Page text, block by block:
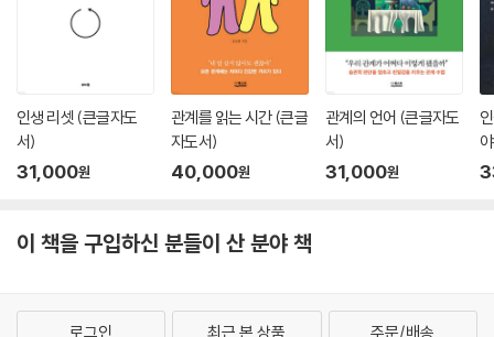
으로 만드는 측면이 있다. - 〈프롤로그〉 중에서(7~8쪽)
이 전문가들은 어떻게 자신들조차 모르는 사이에 스스로를 속일 수 있었을
까? 앞서 언급했던 인지적 구두쇠 현상이 유력한 후보다. 인지적 구두쇠 현
상은 지능 자체가 높은지 낮은지와 상관없이, 사람들이 인지적 자원을 아
끼는 성향이 있기에 발생하는 현상이다. 좀 더 일상적인 말로 표현하자면,
그냥 머리 아프게 생각하기 싫어서 깊이 생각해보지 않았다는 것이다. 똑
억하자. 생각이라는 것은 상당히 ‘비싼’ 행동이다. 많은 에너지가 들고, 때
로는 고통스러울 수 있는 일이다. 그리고 지능이 높다고 이런 비용이 완전
끼는 것을 좋아한다. - 〈7. 4·15 총선, 사전 투표는 조작되었다?〉 중에서(1
인생 리셋 (큰글자도
서)
31,000원
관계를 읽는 시간 (큰글
자도서)
40,000원
관계의 언어 (큰글자도
서)
31,000원
이 책을 구입하신 분들이 산 분야 책
로그인 최근 본 상품 주문/배송